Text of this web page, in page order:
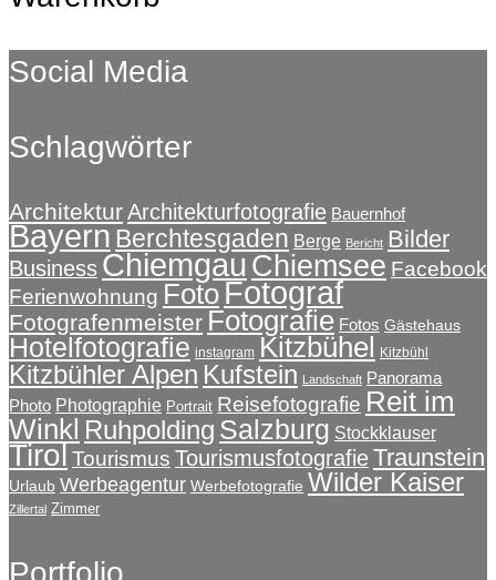
Social Media
Schlagwörter
ArchitekturArchitekturfotografie Bauernhof
Bayern Berchtesgaden Berge Bericht Bilder
Business Chiemgau Chiemsee Facebook
Ferienwohnung Foto Fotograf
Fotografenmeister Fotografie Fotos Gästehaus
Hotelfotografie instagram Kitzbühel Kitzbühl
Kitzbühler Alpen Kufstein Landschaft Panorama
Photo Photographie Portrait Reisefotografie Reit im
Winkl Ruhpolding Salzburg Stockklauser
Tirol Tourismus TourismusfotografieTraunstein
Urlaub Werbeagentur Werbefotografie Wilder Kaiser
Zillertal Zimmer